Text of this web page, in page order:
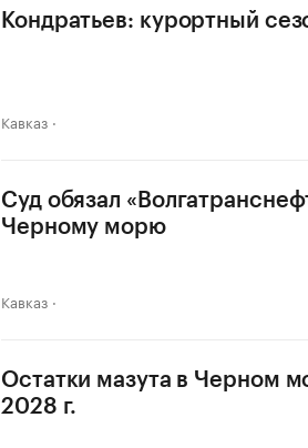
Кондратьев: курортный
Кавказ
Суд обязал
Черному морю
Кавказ
Остатки мазута в Черном
2028 г.